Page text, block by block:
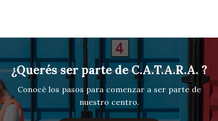
¿Querés ser parte de C.A.T.A.R.A. ?
Conocé los pasos para comenzar a ser parte de
nuestro centro.